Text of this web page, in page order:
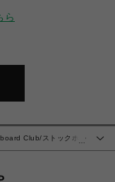
ら
Club/ストックホル